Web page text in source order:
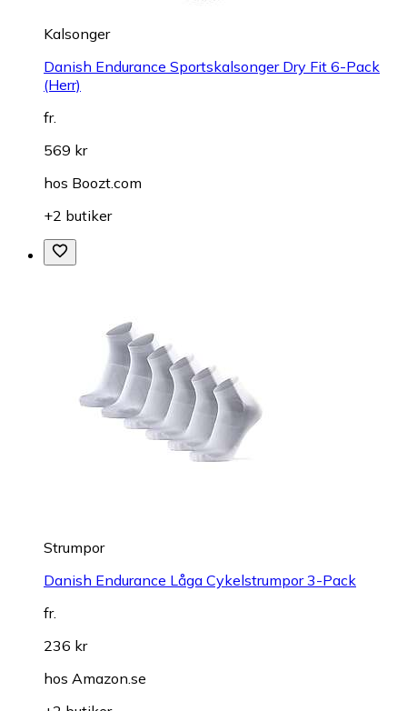
Kalsonger
Danish Endurance Sportskalsonger Dry Fit 6-Pack
(Herr)
fr.
569 kr
hos Boozt.com
+2 butiker
Strumpor
Danish Endurance Låga Cykelstrumpor 3-Pack
fr.
236 kr
hos Amazon.se